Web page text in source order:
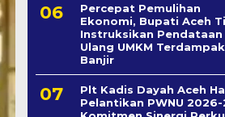
Percepat Pemulihan
Ekonomi, Bupati Aceh
Instruksikan Pendataan
Ulang UMKM Terdampak
Banjir
Plt Kadis Dayah Aceh
Pelantikan PWNU 2026-